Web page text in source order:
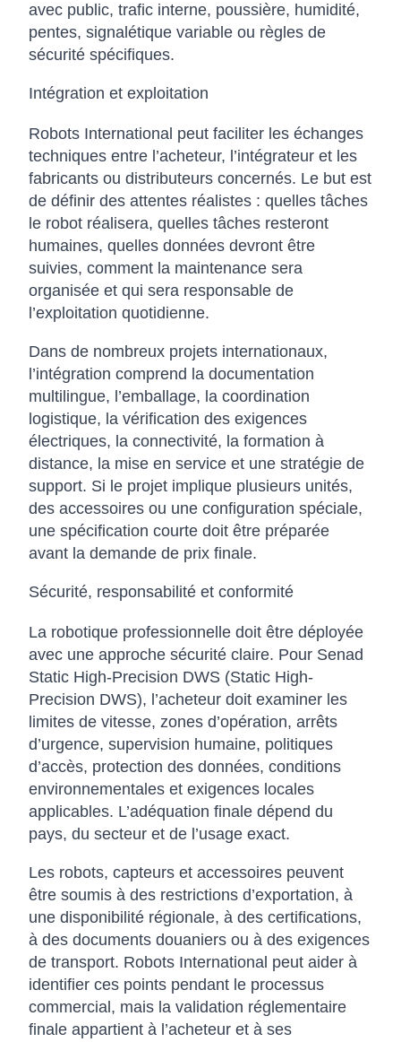
avec public, trafic interne, poussière, humidité,
pentes, signalétique variable ou règles de
sécurité spécifiques.
Intégration et exploitation
Robots International peut faciliter les échanges
techniques entre l’acheteur, l’intégrateur et les
fabricants ou distributeurs concernés. Le but est
de définir des attentes réalistes : quelles tâches
le robot réalisera, quelles tâches resteront
humaines, quelles données devront être
suivies, comment la maintenance sera
organisée et qui sera responsable de
l’exploitation quotidienne.
Dans de nombreux projets internationaux,
l’intégration comprend la documentation
multilingue, l’emballage, la coordination
logistique, la vérification des exigences
électriques, la connectivité, la formation à
distance, la mise en service et une stratégie de
support. Si le projet implique plusieurs unités,
des accessoires ou une configuration spéciale,
une spécification courte doit être préparée
avant la demande de prix finale.
Sécurité, responsabilité et conformité
La robotique professionnelle doit être déployée
avec une approche sécurité claire. Pour Senad
Static High-Precision DWS (Static High-
Precision DWS), l’acheteur doit examiner les
limites de vitesse, zones d’opération, arrêts
d’urgence, supervision humaine, politiques
d’accès, protection des données, conditions
environnementales et exigences locales
applicables. L’adéquation finale dépend du
pays, du secteur et de l’usage exact.
Les robots, capteurs et accessoires peuvent
être soumis à des restrictions d’exportation, à
une disponibilité régionale, à des certifications,
à des documents douaniers ou à des exigences
de transport. Robots International peut aider à
identifier ces points pendant le processus
commercial, mais la validation réglementaire
finale appartient à l’acheteur et à ses